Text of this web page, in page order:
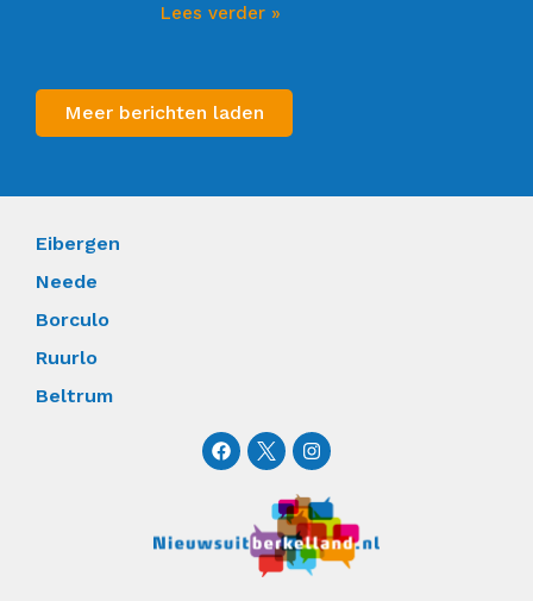
Lees verder »
Meer berichten laden
Eibergen
Neede
Borculo
Ruurlo
Beltrum
F
a
o
o
I
n
t
a
g
r
a